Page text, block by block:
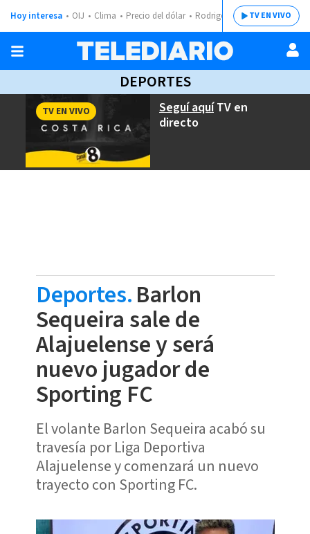
Hoy interesa OIJ Clima Precio del dólar Rodrigo ChavesTV EN VIVO
DEPORTES
Seguí aquíTV en
directo
TV EN VIVO
Deportes.Barlon
Sequeira sale de
Alajuelense y será
nuevo jugador de
Sporting FC
El volante Barlon Sequeira acabó su
travesía por Liga Deportiva
Alajuelense y comenzará un nuevo
trayecto con Sporting FC.